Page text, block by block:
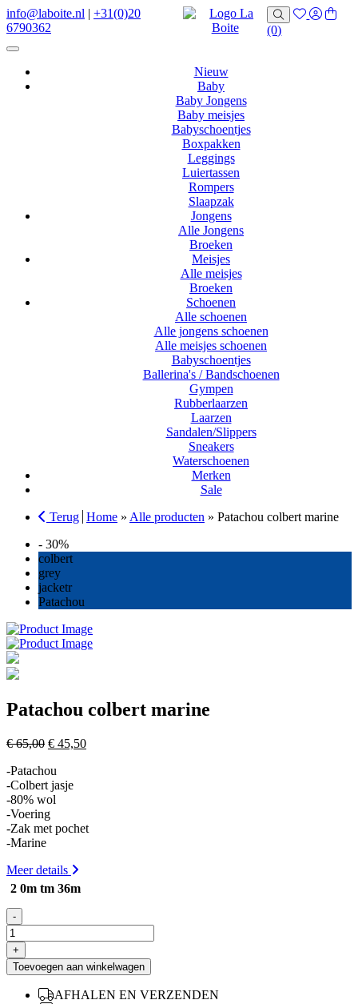
info@laboite.nl | +31(0)20
6790362
(0)
Nieuw
Baby
Baby Jongens
Baby meisjes
Babyschoentjes
Boxpakken
Leggings
Luiertassen
Rompers
Slaapzak
Jongens
Alle Jongens
Broeken
Meisjes
Alle meisjes
Broeken
Schoenen
Alle schoenen
Alle jongens schoenen
Alle meisjes schoenen
Babyschoentjes
Ballerina's / Bandschoenen
Gympen
Rubberlaarzen
Laarzen
Sandalen/Slippers
Sneakers
Waterschoenen
Merken
Sale
Terug Home » Alle producten » Patachou colbert marine
- 30%
colbert
grey
jacketr
Patachou
Patachou colbert marine
€65,00 Oorspronkelijke
was:
€ 65,00.
€ 45,50Huidige
-Patachou
-Colbert jasje
-80% wol
-Voering
-Zak met pochet
-Marine
Meer details
2 0m tm 36m
-
Patachou
colbert
marine
aantal
+
Toevoegen aan winkelwagen
AFHALEN EN VERZENDEN